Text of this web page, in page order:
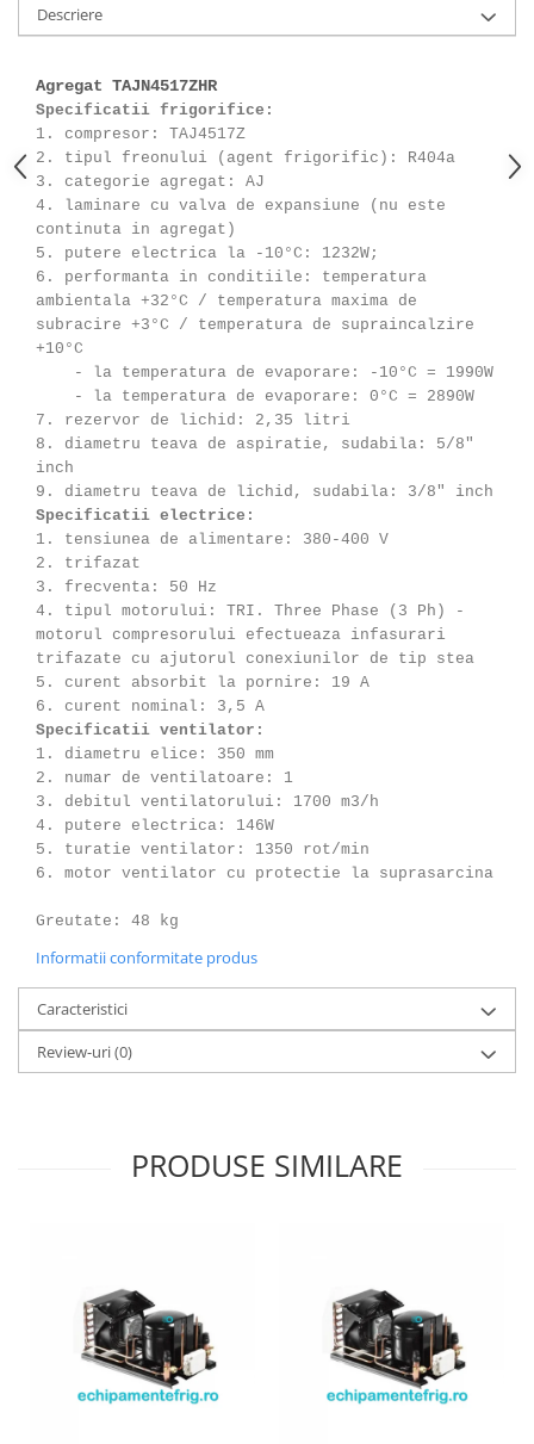
Descriere
Agregat TAJN4517ZHR
Specificatii frigorifice:
1. compresor: TAJ4517Z
2. tipul freonului (agent frigorific): R404a
3. categorie agregat: AJ
4. laminare cu valva de expansiune (nu este
continuta in agregat)
5. putere electrica la -10°C: 1232W;
6. performanta in conditiile: temperatura
ambientala +32°C / temperatura maxima de
subracire +3°C / temperatura de supraincalzire
+10°C
- la temperatura de evaporare: -10°C = 1990W
- la temperatura de evaporare: 0°C = 2890W
7. rezervor de lichid: 2,35 litri
8. diametru teava de aspiratie, sudabila: 5/8"
inch
9. diametru teava de lichid, sudabila: 3/8" inch
Specificatii electrice:
1. tensiunea de alimentare: 380-400 V
2. trifazat
3. frecventa: 50 Hz
4. tipul motorului: TRI. Three Phase (3 Ph) -
motorul compresorului efectueaza infasurari
trifazate cu ajutorul conexiunilor de tip stea
5. curent absorbit la pornire: 19 A
6. curent nominal: 3,5 A
Specificatii ventilator:
1. diametru elice: 350 mm
2. numar de ventilatoare: 1
3. debitul ventilatorului: 1700 m3/h
4. putere electrica: 146W
5. turatie ventilator: 1350 rot/min
6. motor ventilator cu protectie la suprasarcina
Greutate: 48 kg
Informatii conformitate produs
Caracteristici
Review-uri(0)
PRODUSE SIMILARE